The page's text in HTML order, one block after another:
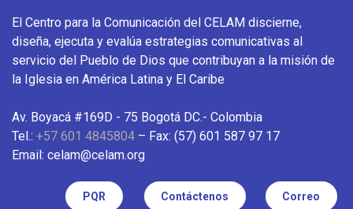
El Centro para la Comunicación del CELAM discierne,
diseña, ejecuta y evalúa estrategias comunicativas al
servicio del Pueblo de Dios que contribuyan a la misión de
la Iglesia en América Latina y El Caribe
Av. Boyacá #169D - 75 Bogotá DC.- Colombia
Tel.: +57 601 4845804 – Fax: (57) 601 587 97 17
Email: celam@celam.org
PQR Contáctenos Correo